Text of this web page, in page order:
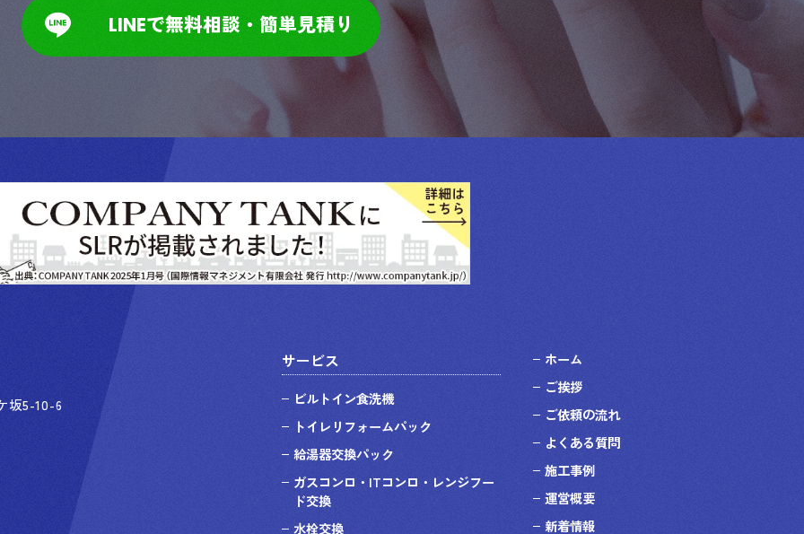
LINEで無料相談・簡単見積り
坂5-10-6
サービス
ビルトイン食洗機
トイレリフォームパック
給湯器交換パック
ガスコンロ・ITコンロ・レンジフー
ド交換
水栓交換
ホーム
ご挨拶
ご依頼の流れ
よくある質問
施工事例
運営概要
新着情報